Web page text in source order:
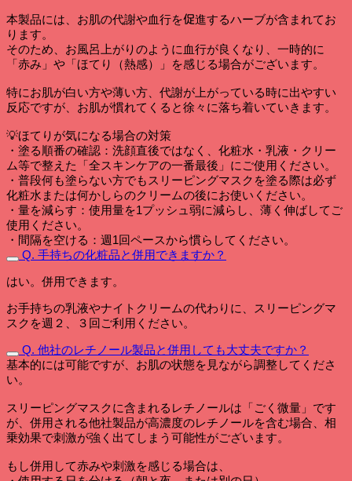
本製品には、お肌の代謝や血行を促進するハーブが含まれてお
ります。
そのため、お風呂上がりのように血行が良くなり、一時的に
「赤み」や「ほてり（熱感）」を感じる場合がございます。
特にお肌が白い方や薄い方、代謝が上がっている時に出やすい
反応ですが、お肌が慣れてくると徐々に落ち着いていきます。
💡ほてりが気になる場合の対策
・塗る順番の確認：洗顔直後ではなく、化粧水・乳液・クリー
ム等で整えた「全スキンケアの一番最後」にご使用ください。
・普段何も塗らない方でもスリーピングマスクを塗る際は必ず
化粧水または何かしらのクリームの後にお使いください。
・量を減らす：使用量を1プッシュ弱に減らし、薄く伸ばしてご
使用ください。
・間隔を空ける：週1回ペースから慣らしてください。
Q. 手持ちの化粧品と併用できますか？
はい。併用できます。
お手持ちの乳液やナイトクリームの代わりに、スリーピングマ
スクを週２、３回ご利用ください。
Q. 他社のレチノール製品と併用しても大丈夫ですか？
基本的には可能ですが、お肌の状態を見ながら調整してくださ
い。
スリーピングマスクに含まれるレチノールは「ごく微量」です
が、併用される他社製品が高濃度のレチノールを含む場合、相
乗効果で刺激が強く出てしまう可能性がございます。
もし併用して赤みや刺激を感じる場合は、